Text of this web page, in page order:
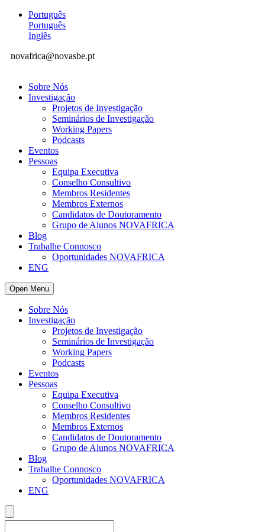
Português
Português
Inglês
novafrica@novasbe.pt
Sobre Nós
Investigação
Projetos de Investigação
Seminários de Investigação
Working Papers
Podcasts
Eventos
Pessoas
Equipa Executiva
Conselho Consultivo
Membros Residentes
Membros Externos
Candidatos de Doutoramento
Grupo de Alunos NOVAFRICA
Blog
Trabalhe Connosco
Oportunidades NOVAFRICA
ENG
Open Menu
Sobre Nós
Investigação
Projetos de Investigação
Seminários de Investigação
Working Papers
Podcasts
Eventos
Pessoas
Equipa Executiva
Conselho Consultivo
Membros Residentes
Membros Externos
Candidatos de Doutoramento
Grupo de Alunos NOVAFRICA
Blog
Trabalhe Connosco
Oportunidades NOVAFRICA
ENG